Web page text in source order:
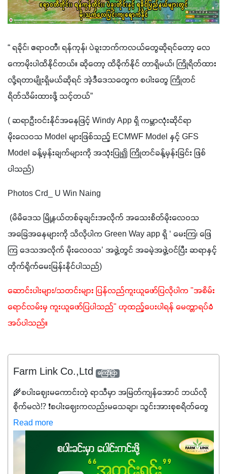
“ ရခိုင်၊ ဧရာဝတီ၊ ရန်ကုန်၊ ပဲခူးဘက်ကလယ်တွေဆိုရင်တော့ လေ
ကောမိုးပါထိနိုင်တယ်။ ဆိုတော့ ထိခိုက်နိုင် တာရှိမယ်၊ ကြိုရိတ်ထား
လို့ရတာမျိုးရှိမယ်ဆိုရင် အဲ့ဒီဒေသတွေက စပါးတွေ ကြိုတင်
ရိတ်သိမ်းထားဖို့ သင့်တယ်”
( ဆရာဦးဝင်းနိုင်အနေဖြင့် Windy App ရှိ ကမ္ဘာလုံးဆိုင်ရာ
မိုးလေဝသ Model များဖြစ်သည့် ECMWF Model နှင့် GFS
Model ခန့်မှန်းချက်များကို အသုံးပြု၍ ကြိုတင်ခန့်မှန်းခြင်း ဖြစ်
ပါသည်)
Photos Crd_ U Win Naing
(မိမိဒေသ မြို့နယ်တစ်ခုချင်းအလိုက် အသေးစိတ်မိုးလေဝသ
အခြေအနေများကို သိလိုပါက Green Way app ရှိ ‘ မေးကြ၊ ဖြေ
ကြ ဒေသအလိုက် မိုးလေဝသ’ အဖွဲ့တွင် အခမဲ့အဖွဲ့ဝင်ပြီး ဆရာနှင့်
တိုက်ရိုက်မေးမြန်းနိုင်ပါသည်)
ဆောင်းပါးများ/သတင်းများ ပြန်လည်ကူးယူဖော်ပြလိုပါက "အစိမ်း
ရောင်လမ်းမှ ကူးယူဖော်ပြပါသည်" ဟုထည့်ပေးပါရန် မေတ္တာရပ်ခံ
အပ်ပါသည်။
Farm Link Co.,Ltd ကြော်ငြာ
🌾စပါးဈေးမကောင်းတဲ့ ရာသီမှာ အမြတ်ကျန်အောင် ဘယ်လို
စိုက်မလဲ⁉️ ❗စပါးဈေးကလည်းမသေချာ၊ သွင်းအားစုစရိတ်တွေ
ကလည်း တက်နေတဲ့ဒီလိုအချိန်မှာ သွင်းအားစုဖိုးကို လျှော့ချပြီး
အထွက်နှုန်းကို ထိန်းထားနိုင်မှ ဦးကြီးတို့ အဆင်ပြေမှာနော် ✔️ဒါ
ကြောင့် ကိုယ်သုံးသမျှ ကိုယ့်အတွက်အကျိုးရစေမယ့်
အရည်အသွေးစိတ်ချရတဲ့ သွင်းအားစုပစ္စည်းတွေကိုပဲ ရွေးချယ်
Read more